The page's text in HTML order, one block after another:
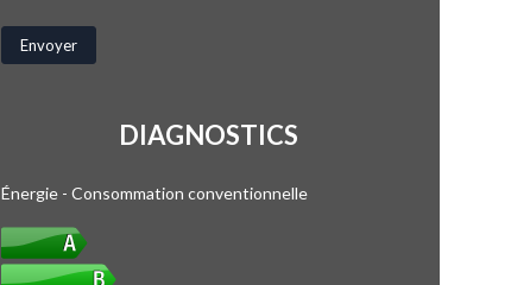
DIAGNOSTICS
Énergie - Consommation conventionnelle